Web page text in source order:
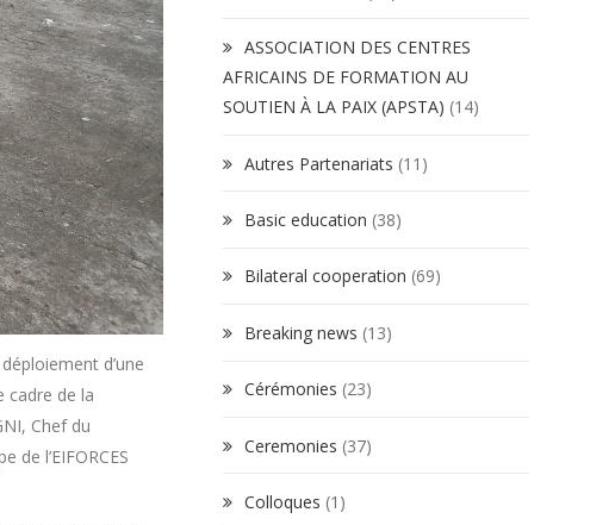
d’une
cadre de la
Chef du
l’EIFORCES
ASSOCIATION DES CENTRES
AFRICAINS DE FORMATION AU
SOUTIEN À LA PAIX (APSTA) (14)
Autres Partenariats (11)
Basic education (38)
Bilateral cooperation (69)
Breaking news (13)
Cérémonies (23)
Ceremonies (37)
Colloques (1)